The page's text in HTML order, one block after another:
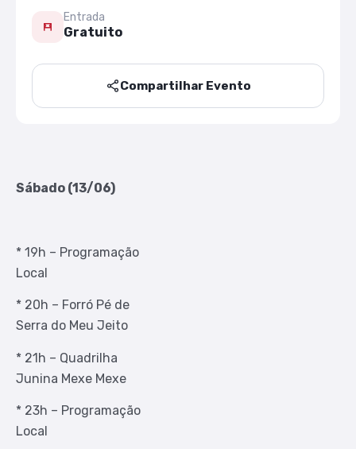
Entrada
Gratuito
Compartilhar Evento
Sábado (13/06)
* 19h – Programação
Local
* 20h – Forró Pé de
Serra do Meu Jeito
* 21h – Quadrilha
Junina Mexe Mexe
* 23h – Programação
Local